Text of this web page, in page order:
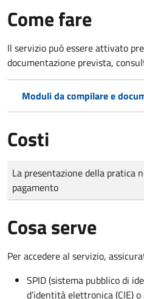
Come fare
Il servizio può essere attivato
documentazione prevista,
Moduli da compilare e
Costi
Tipo di pagamento
Importo
La presentazione della pratica
pagamento
Cosa serve
Per accedere al servizio,
SPID (sistema pubblico di
d’identità elettronica (CIE)